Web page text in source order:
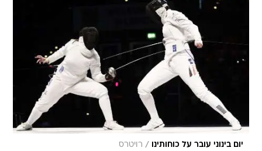
יום בינוני עובר על כוחותינו / רויטרס